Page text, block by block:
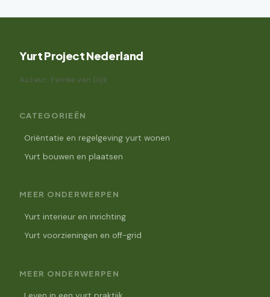
Yurt Project Nederland
Auteur: Femke van Dijk
CATEGORIEËN
Oriëntatie en regelgeving yurt wonen
Yurt bouwen en plaatsen
MEER ONDERWERPEN
Yurt interieur en inrichting
Yurt voorzieningen en off-grid
MEER ONDERWERPEN